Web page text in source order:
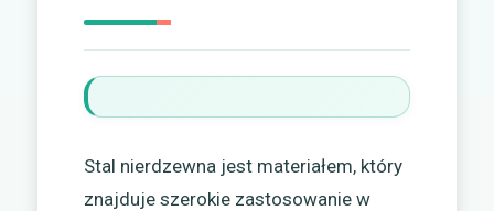
Stal nierdzewna jest materiałem, który
znajduje szerokie zastosowanie w